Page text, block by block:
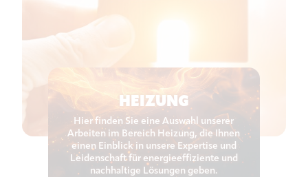
HEIZUNG
Hier finden Sie eine Auswahl unserer
Arbeiten im Bereich Heizung, die Ihnen
einen Einblick in unsere Expertise und
Leidenschaft für energieeffiziente und
nachhaltige Lösungen geben.